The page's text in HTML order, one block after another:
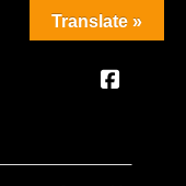
Translate »